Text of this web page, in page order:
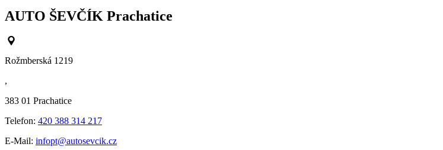
AUTO ŠEVČÍK Prachatice
Rožmberská 1219
,
383 01 Prachatice
Telefon: 420 388 314 217
E-Mail: infopt@autosevcik.cz